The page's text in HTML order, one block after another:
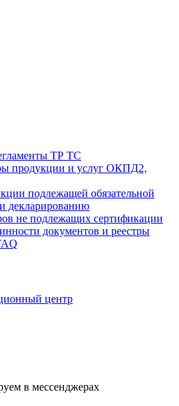
ТР ТС
продукции и услуг ОКПД2,
подлежащей обязательной
декларированию
не подлежащих сертификации
документов и реестры
центр
в мессенджерах